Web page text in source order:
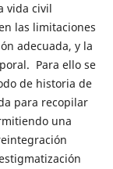
vida civil
las limitaciones
adecuada, y la
Para ello se
de historia de
para recopilar
una